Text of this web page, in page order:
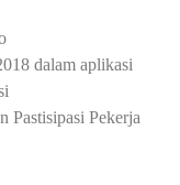
dalam aplikasi
Pastisipasi Pekerja